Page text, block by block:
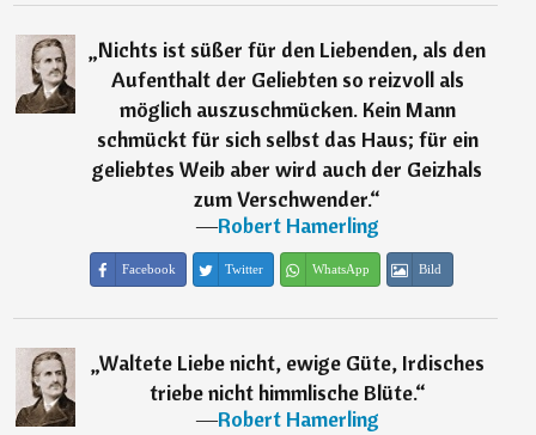
„Nichts ist süßer für den Liebenden, als den
Aufenthalt der Geliebten so reizvoll als
möglich auszuschmücken. Kein Mann
schmückt für sich selbst das Haus; für ein
geliebtes Weib aber wird auch der Geizhals
zum Verschwender.“
―Robert Hamerling
Facebook Twitter WhatsApp Bild
„Waltete Liebe nicht, ewige Güte, Irdisches
triebe nicht himmlische Blüte.“
―Robert Hamerling